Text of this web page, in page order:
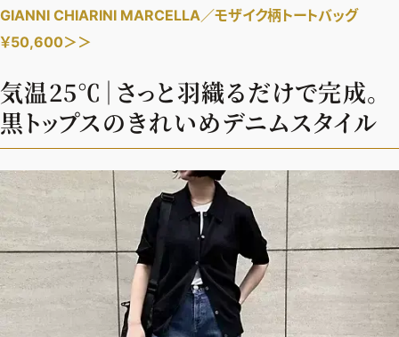
GIANNI CHIARINI MARCELLA／モザイク柄トートバッグ
￥50,600＞＞
気温25℃｜さっと羽織るだけで完成。
黒トップスのきれいめデニムスタイル